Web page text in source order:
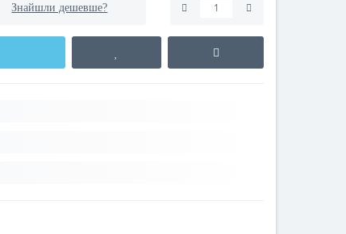
Знайшли дешевше?